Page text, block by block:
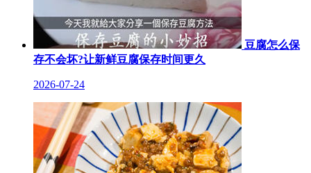
豆腐怎么保
存不会坏?让新鲜豆腐保存时间更久
2026-07-24